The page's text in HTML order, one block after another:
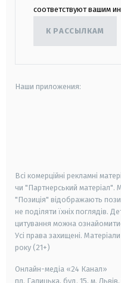
соответствуют вашим
К РАССЫЛКАМ
Наши приложения:
Всі комерційні рекламні
чи "Партнерський матеріал".
"Позиція" відображають
не поділяти їхніх поглядів.
цитування можна
Усі права захищені.
року (21+)
Онлайн-медіа «24 Канал»
пл. Галицька, буд. 15, м.